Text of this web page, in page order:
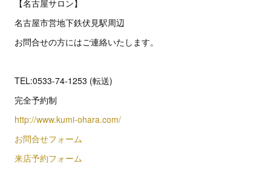
【名古屋サロン】
名古屋市営地下鉄伏見駅周辺
お問合せの方にはご連絡いたします。
TEL:0533-74-1253 (転送)
完全予約制
http://www.kumi-ohara.com/
お問合せフォーム
来店予約フォーム